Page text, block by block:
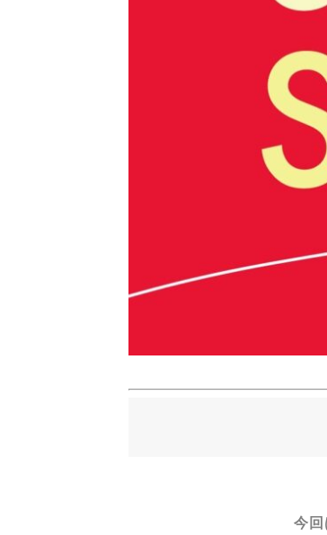
今